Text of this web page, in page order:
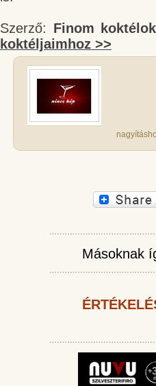
Szerző: Finom koktélok
koktéljaimhoz >>
Másoknak